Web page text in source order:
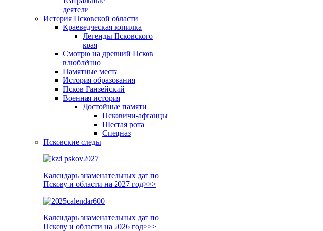
деятели
История Псковской области
Краеведческая копилка
Легенды Псковского
края
Смотрю на древний Псков
влюблённо
Памятные места
История образования
Псков Ганзейский
Военная история
Достойные памяти
Псковичи-афганцы
Шестая рота
Спецназ
Псковские следы
Календарь знаменательных дат по
Пскову и области на 2027 год>>>
Календарь знаменательных дат по
Пскову и области на 2026 год>>>